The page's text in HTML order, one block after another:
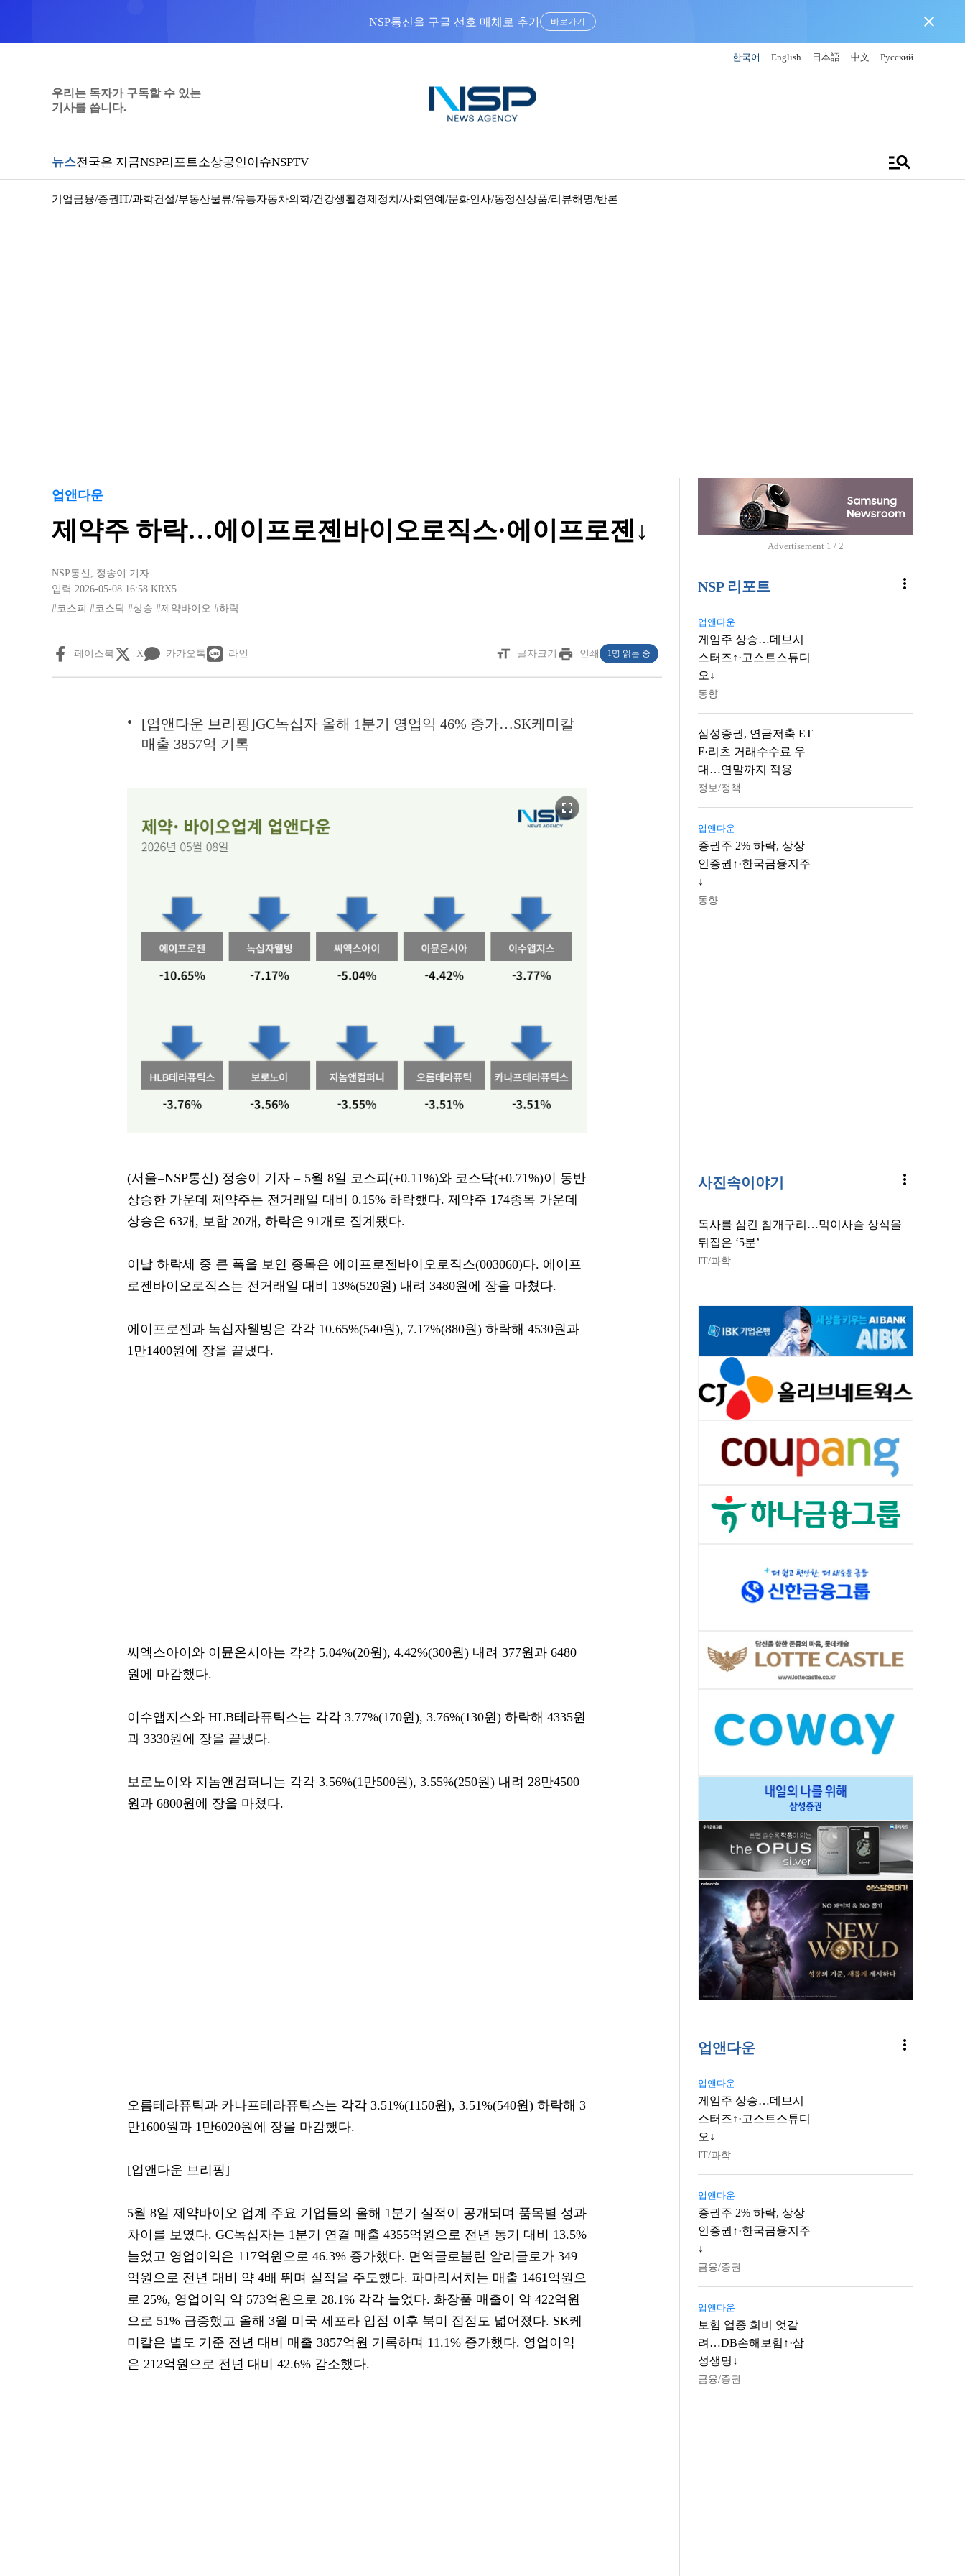
NSP통신을 구글 선호 매체로 추가 바로가기 close
한국어 English 日本語 中文 Русский
우리는 독자가 구독할 수 있는
기사를 씁니다.
뉴스전국은 지금NSP리포트소상공인이슈NSPTV manage_search
기업금융/증권IT/과학건설/부동산물류/유통자동차의학/건강생활경제 정치/사회 연예/문화인사/동정신상품/리뷰해명/반론
업앤다운
제약주 하락…에이프로젠바이오로직스·에이프로젠↓
NSP통신 , 정송이 기자
입력 2026-05-08 16:58 KRX5
#코스피 #코스닥 #상승 #제약바이오 #하락
페이스북 X 카카오톡 라인 format_size 글자크기 print 인쇄 1명 읽는 중
[업앤다운 브리핑]GC녹십자 올해 1분기 영업익 46% 증가…SK케미칼
매출 3857억 기록
fullscreen
(서울=NSP통신) 정송이 기자 = 5월 8일 코스피(+0.11%)와 코스닥(+0.71%)이 동반
상승한 가운데 제약주는 전거래일 대비 0.15% 하락했다. 제약주 174종목 가운데
상승은 63개, 보합 20개, 하락은 91개로 집계됐다.
이날 하락세 중 큰 폭을 보인 종목은 에이프로젠바이오로직스(003060)다. 에이프
로젠바이오로직스는 전거래일 대비 13%(520원) 내려 3480원에 장을 마쳤다.
에이프로젠과 녹십자웰빙은 각각 10.65%(540원), 7.17%(880원) 하락해 4530원과
1만1400원에 장을 끝냈다.
씨엑스아이와 이뮨온시아는 각각 5.04%(20원), 4.42%(300원) 내려 377원과 6480
원에 마감했다.
이수앱지스와 HLB테라퓨틱스는 각각 3.77%(170원), 3.76%(130원) 하락해 4335원
과 3330원에 장을 끝냈다.
보로노이와 지놈앤컴퍼니는 각각 3.56%(1만500원), 3.55%(250원) 내려 28만4500
원과 6800원에 장을 마쳤다.
오름테라퓨틱과 카나프테라퓨틱스는 각각 3.51%(1150원), 3.51%(540원) 하락해 3
만1600원과 1만6020원에 장을 마감했다.
[업앤다운 브리핑]
5월 8일 제약바이오 업계 주요 기업들의 올해 1분기 실적이 공개되며 품목별 성과
차이를 보였다. GC녹십자는 1분기 연결 매출 4355억원으로 전년 동기 대비 13.5%
늘었고 영업이익은 117억원으로 46.3% 증가했다. 면역글로불린 알리글로가 349
억원으로 전년 대비 약 4배 뛰며 실적을 주도했다. 파마리서치는 매출 1461억원으
로 25%, 영업이익 약 573억원으로 28.1% 각각 늘었다. 화장품 매출이 약 422억원
으로 51% 급증했고 올해 3월 미국 세포라 입점 이후 북미 접점도 넓어졌다. SK케
미칼은 별도 기준 전년 대비 매출 3857억원 기록하며 11.1% 증가했다. 영업이익
은 212억원으로 전년 대비 42.6% 감소했다.
Advertisement 2 / 2
NSP 리포트 more_vert
업앤다운
게임주 상승…데브시
스터즈↑·고스트스튜디
오↓
동향
삼성증권, 연금저축 ET
F·리츠 거래수수료 우
대…연말까지 적용
정보/정책
업앤다운
증권주 2% 하락, 상상
인증권↑·한국금융지주
↓
동향
사진속이야기 more_vert
독사를 삼킨 참개구리…먹이사슬 상식을
뒤집은 ‘5분’
IT/과학
업앤다운 more_vert
업앤다운
게임주 상승…데브시
스터즈↑·고스트스튜디
오↓
IT/과학
업앤다운
증권주 2% 하락, 상상
인증권↑·한국금융지주
↓
금융/증권
업앤다운
보험 업종 희비 엇갈
려…DB손해보험↑·삼
성생명↓
금융/증권